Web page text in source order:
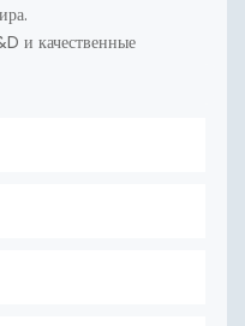
и качественные